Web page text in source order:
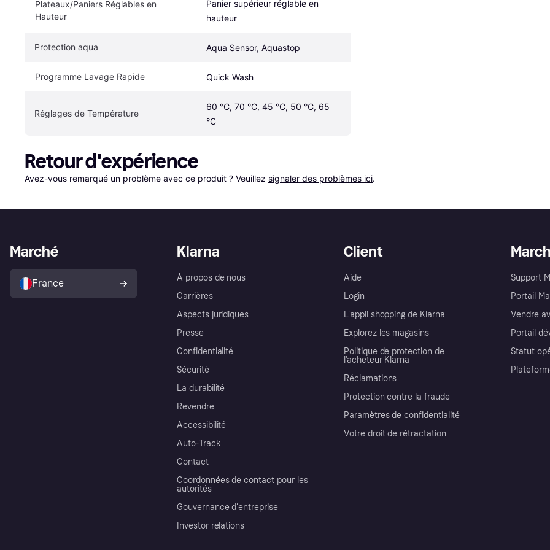
Plateaux/Paniers Réglables en
Hauteur
Panier supérieur réglable en
hauteur
Protection aqua Aqua Sensor, Aquastop
Programme Lavage Rapide Quick Wash
Réglages de Température
60 °C, 70 °C, 45 °C, 50 °C, 65
°C
Retour d'expérience
Avez-vous remarqué un problème avec ce produit ? Veuillez signaler des problèmes ici.
Klarna
À propos de nous
Carrières
Aspects juridiques
Presse
Confidentialité
Sécurité
La durabilité
Revendre
Accessibilité
Auto-Track
Contact
Coordonnées de contact pour les
autorités
Gouvernance d’entreprise
Investor relations
Client
Aide
Login
L'appli shopping de Klarna
Explorez les magasins
Politique de protection de
l’acheteur Klarna
Réclamations
Protection contre la fraude
Paramètres de confidentialité
Votre droit de rétractation
Support
Portail
Vendre
Portail
Statut
Marché
France